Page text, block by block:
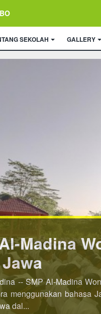
SEKOLAH GALLERY
SMP
Baru (PSB) SMP Al-
maka untuk PSB